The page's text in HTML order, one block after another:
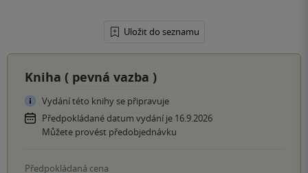
Uložit do seznamu
Kniha ( pevná vazba )
Vydání této knihy se připravuje
Předpokládané datum vydání je 16.9.2026
Můžete provést předobjednávku
Předpokládaná cena